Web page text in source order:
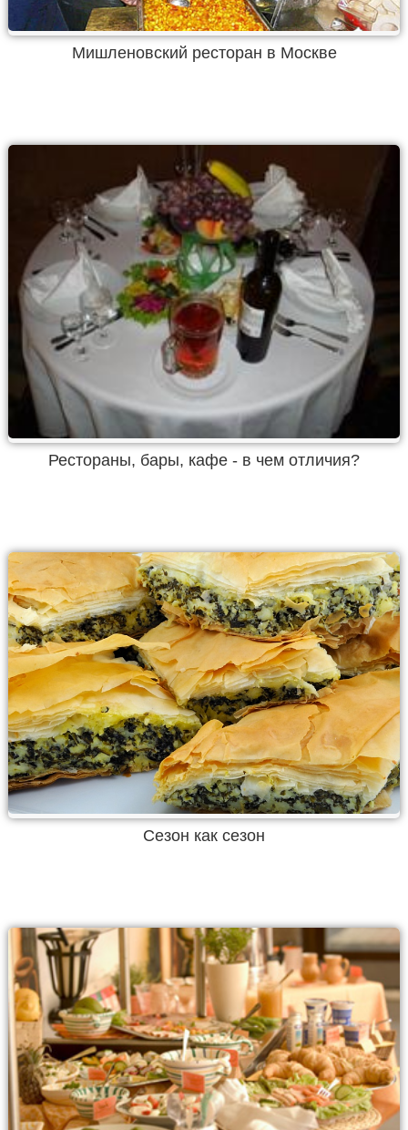
Мишленовский ресторан в Москве
Рестораны, бары, кафе - в чем отличия?
Сезон как сезон